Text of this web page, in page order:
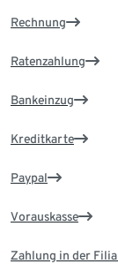
Rechnung
Ratenzahlung
Bankeinzug
Kreditkarte
Paypal
Vorauskasse
Zahlung in der